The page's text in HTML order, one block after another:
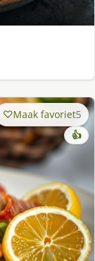
Maak favoriet5
👍